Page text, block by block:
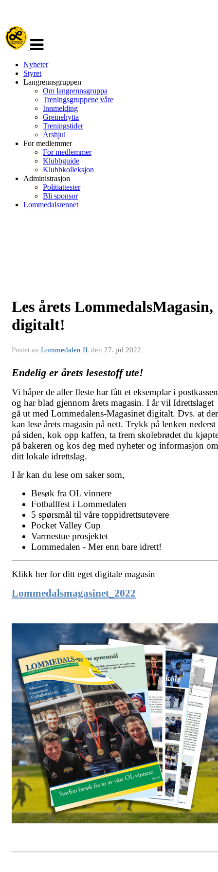
navigasjon
Nyheter
Styret
Langrennsgruppen
Om langrennsgruppa
Treningsgruppene våre
Innmelding
Greinehytta
Treningstider
Årshjul
For medlemmer
For medlemmer
Klubbguide
Klubbkolleksjon
Administrasjon
Politiattester
Bli sponsor
Lommedalsrennet
Les årets LommedalsMagasin,
digitalt!
Postet av Lommedalen ILden 27. jul 2022
Endelig er årets lesestoff ute!
Vi håper de aller fleste har fått et eksemplar i postkassen
og har blad gjennom årets magasin. I år vil Idrettslaget
gå ut med Lommedalens-Magasinet digitalt. Dvs. at
kan lese årets magasin på nett. Trykk på lenken nederst
på siden, kok opp kaffen, ta frem skolebrødet du
på bakeren og kos deg med nyheter og informasjon om
ditt lokale idrettslag.
I år kan du lese om saker som,
Besøk fra OL vinnere
Fotballfest i Lommedalen
5 spørsmål til våre toppidrettsutøvere
Pocket Valley Cup
Varmestue prosjektet
Lommedalen - Mer enn bare idrett!
Klikk her for ditt eget digitale magasin
Lommedalsmagasinet_2022